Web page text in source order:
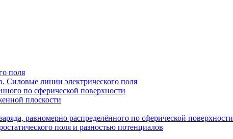
поля
Силовые линии электрического поля
по сферической поверхности
плоскости
равномерно распределённого по сферической поверхности
поля и разностью потенциалов